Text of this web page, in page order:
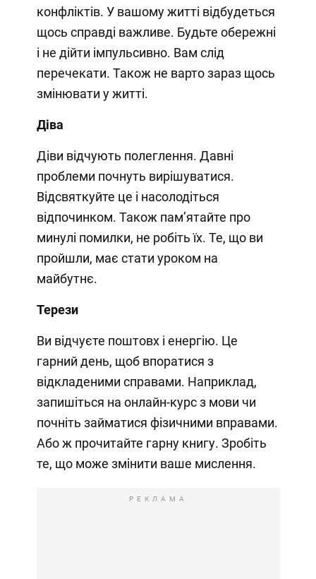
конфліктів. У вашому житті відбудеться
щось справді важливе. Будьте обережні
і не дійти імпульсивно. Вам слід
перечекати. Також не варто зараз щось
змінювати у житті.
Діва
Діви відчують полеглення. Давні
проблеми почнуть вирішуватися.
Відсвяткуйте це і насолодіться
відпочинком. Також пам’ятайте про
минулі помилки, не робіть їх. Те, що ви
пройшли, має стати уроком на
майбутнє.
Терези
Ви відчуєте поштовх і енергію. Це
гарний день, щоб впоратися з
відкладеними справами. Наприклад,
запишіться на онлайн-курс з мови чи
почніть займатися фізичними вправами.
Або ж прочитайте гарну книгу. Зробіть
те, що може змінити ваше мислення.
РЕКЛАМА